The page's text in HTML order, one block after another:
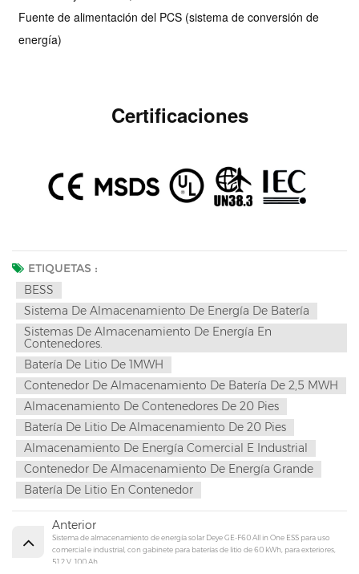
Fuente de alimentación del PCS (sistema de conversión de
energía)
Certificaciones
ETIQUETAS :
BESS
Sistema De Almacenamiento De Energía De Batería
Sistemas De Almacenamiento De Energía En
Contenedores.
Batería De Litio De 1MWH
Contenedor De Almacenamiento De Batería De 2,5 MWH
Almacenamiento De Contenedores De 20 Pies
Batería De Litio De Almacenamiento De 20 Pies
Almacenamiento De Energía Comercial E Industrial
Contenedor De Almacenamiento De Energía Grande
Batería De Litio En Contenedor
Anterior
Sistema de almacenamiento de energía solar Deye GE-F60 All in One ESS para uso
comercial e industrial, con gabinete para baterías de litio de 60 kWh, para exteriores,
51,2 V, 100 Ah.